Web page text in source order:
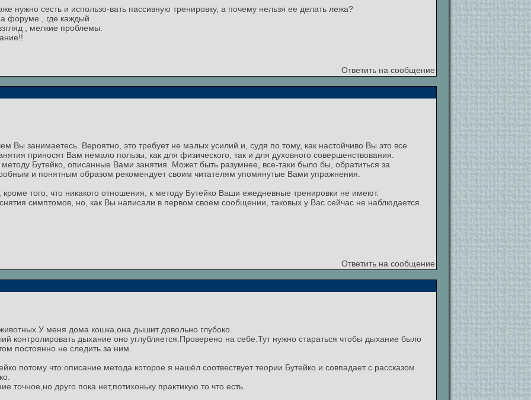
нужно сесть и использо-вать пассивную тренировку, а почему нельзя ее делать лежа?
форуме , где каждый
, мелкие проблемы.
Ответить на сообщение
Вы занимаетесь. Вероятно, это требует не малых усилий и, судя по тому, как настойчиво Вы это все
приносят Вам немало пользы, как для физического, так и для духовного совершенствования.
Бутейко, описанные Вами занятия. Может быть разумнее, все-таки было бы, обратиться за
и понятным образом рекомендует своим читателям упомянутые Вами упражнения.
того, что никакого отношения, к методу Бутейко Ваши ежедневные тренировки не имеют.
симптомов, но, как Вы написали в первом своем сообщении, таковых у Вас сейчас не наблюдается.
Ответить на сообщение
меня дома кошка,она дышит довольно глубоко.
контролировать дыхание оно углубляется.Проверено на себе.Тут нужно стараться чтобы дыхание было
постоянно не следить за ним.
потому что описание метода которое я нашёл соотвествует теории Бутейко и совпадает с рассказом
точное,но друго пока нет,потихоньку практикую то что есть.